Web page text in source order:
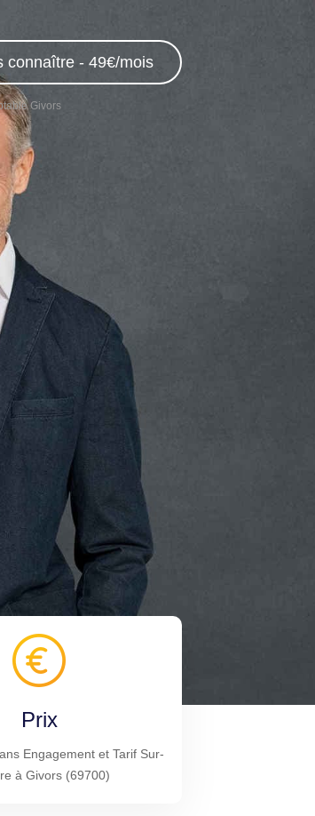
connaître - 49€/mois
Givors
Prix
Engagement et Tarif Sur-
à Givors (69700)